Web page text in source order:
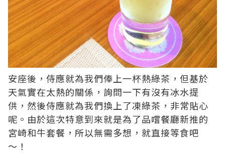
安座後，侍應就為我們俸上一杯熱綠茶，但基於
天氣實在太熱的關係，詢問一下有沒有冰水提
供，然後侍應就為我們換上了凍綠茶，非常貼心
呢。由於這次特意到來就是為了品嚐餐廳新推的
宮崎和牛套餐，所以無需多想，就直接等食吧
～！